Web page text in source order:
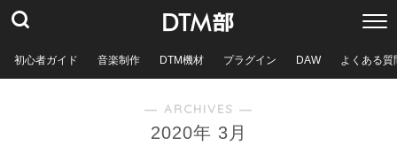
初心者ガイド 音楽制作 DTM機材 プラグイン DAW よくある質
― ARCHIVES ―
2020年 3月